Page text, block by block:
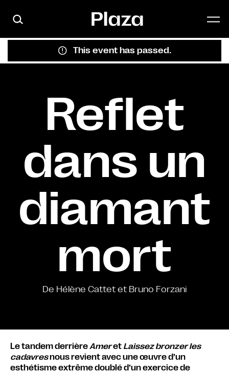
This event has passed.
Reflet
dans un
diamant
mort
De Hélène Cattet et Bruno Forzani
Le tandem derrièreAmeret Laissez bronzer les
cadavresnous revient avec une œuvre d’un
esthétisme extrême doublé d’un exercice de